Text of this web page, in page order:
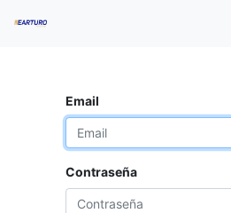
Email
Contraseña